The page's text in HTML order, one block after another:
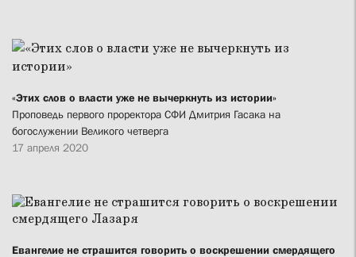
«Этих слов о власти уже не вычеркнуть из истории»
Проповедь первого проректора СФИ Дмитрия Гасака на
богослужении Великого четверга
17 апреля 2020
Евангелие не страшится говорить о воскрешении смердящего